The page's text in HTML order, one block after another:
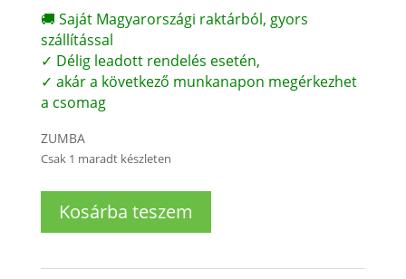
🚚 Saját Magyarországi raktárból, gyors
szállítással
✓ Délig leadott rendelés esetén,
✓ akár a következő munkanapon megérkezhet
a csomag
ZUMBA
Csak 1 maradt készleten
porszívó
Kosárba teszem